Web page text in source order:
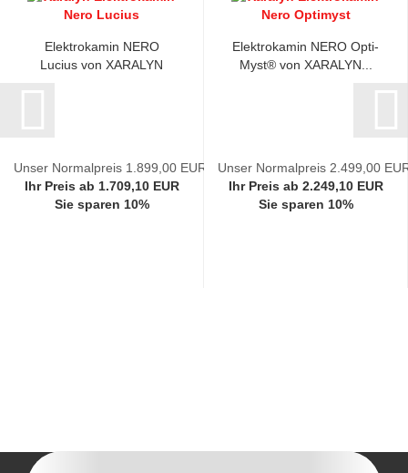
Elektrokamin NERO
Lucius von XARALYN
Unser Normalpreis 1.899,00 EUR
Ihr Preis ab 1.709,10 EUR
Sie sparen 10%
Elektrokamin NERO Opti-
Myst® von XARALYN...
Unser Normalpreis 2.499,00
Ihr Preis ab 2.249,10 EUR
Sie sparen 10%